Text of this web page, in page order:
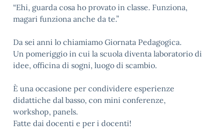
“Ehi, guarda cosa ho provato in classe. Funziona,
magari funziona anche da te.”
Da sei anni lo chiamiamo Giornata Pedagogica.
Un pomeriggio in cui la scuola diventa laboratorio di
idee, officina di sogni, luogo di scambio.
È una occasione per condividere esperienze
didattiche dal basso, con mini conferenze,
workshop, panels.
Fatte dai docenti e per i docenti!